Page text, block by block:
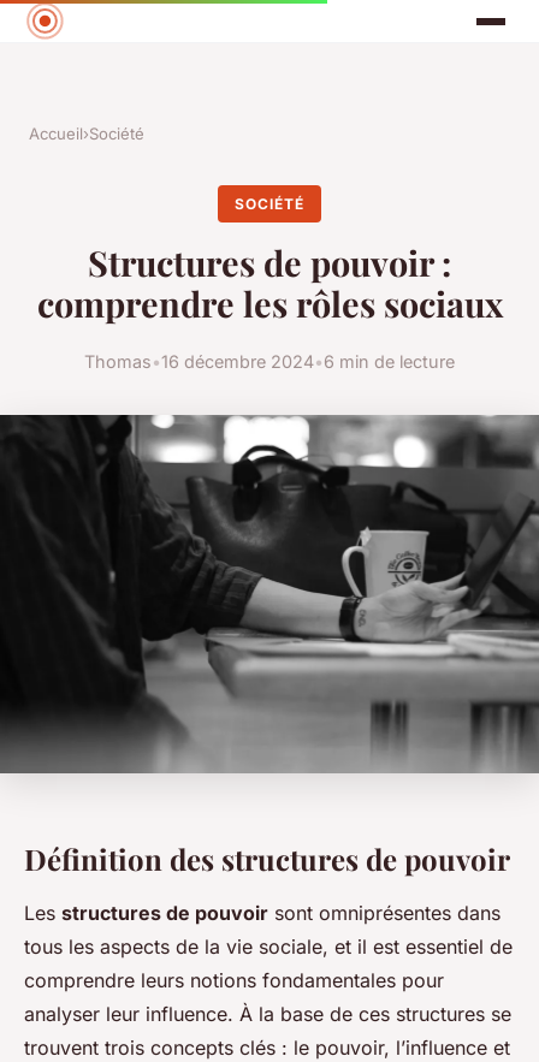
Accueil›Société
SOCIÉTÉ
Structures de pouvoir :
comprendre les rôles sociaux
Thomas•16 décembre 2024•6 min de lecture
Définition des structures de pouvoir
Les structures de pouvoir sont omniprésentes dans
tous les aspects de la vie sociale, et il est essentiel de
comprendre leurs notions fondamentales pour
analyser leur influence. À la base de ces structures se
trouvent trois concepts clés : le pouvoir, l’influence et